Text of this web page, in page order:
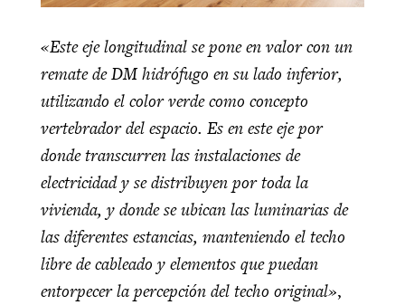
«Este eje longitudinal se pone en valor con un
remate de DM hidrófugo en su lado inferior,
utilizando el color verde como concepto
vertebrador del espacio. Es en este eje por
donde transcurren las instalaciones de
electricidad y se distribuyen por toda la
vivienda, y donde se ubican las luminarias de
las diferentes estancias, manteniendo el techo
libre de cableado y elementos que puedan
entorpecer la percepción del techo original»,